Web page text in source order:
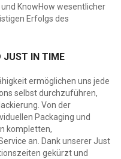
KnowHow wesentlicher
Erfolgs des
JUST IN TIME
ermöglichen uns jede
selbst durchzuführen,
Von der
Packaging und
kompletten,
an. Dank unserer Just
gekürzt und